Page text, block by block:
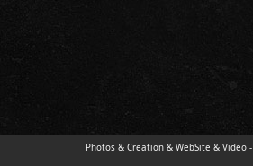
Photos & Creation & WebSite & Video -